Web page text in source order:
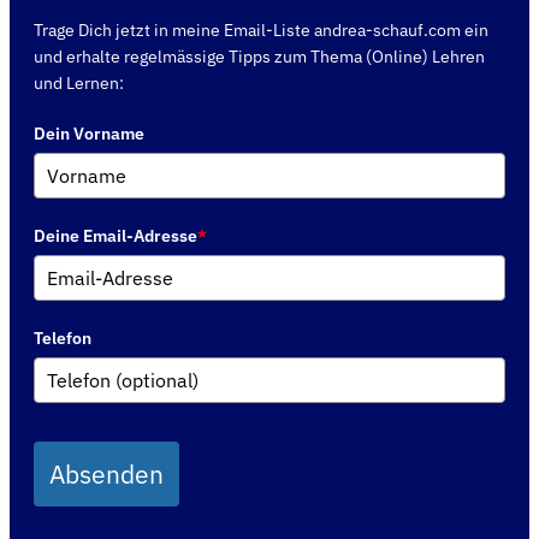
Trage Dich jetzt in meine Email-Liste andrea-schauf.com ein
und erhalte regelmässige Tipps zum Thema (Online) Lehren
und Lernen:
Dein Vorname
Deine Email-Adresse*
Telefon
Absenden